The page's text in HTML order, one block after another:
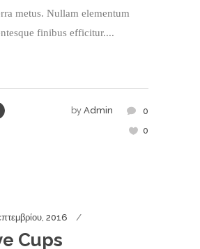
metus. Nullam elementum
finibus efficitur....
by Admin
0
0
2016
Cups